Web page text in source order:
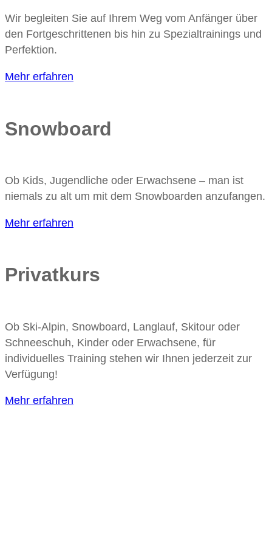
Wir begleiten Sie auf Ihrem Weg vom Anfänger über
den Fortgeschrittenen bis hin zu Spezialtrainings und
Perfektion.
Mehr erfahren
Snowboard
Ob Kids, Jugendliche oder Erwachsene – man ist
niemals zu alt um mit dem Snowboarden anzufangen.
Mehr erfahren
Privatkurs
Ob Ski-Alpin, Snowboard, Langlauf, Skitour oder
Schneeschuh, Kinder oder Erwachsene, für
individuelles Training stehen wir Ihnen jederzeit zur
Verfügung!
Mehr erfahren